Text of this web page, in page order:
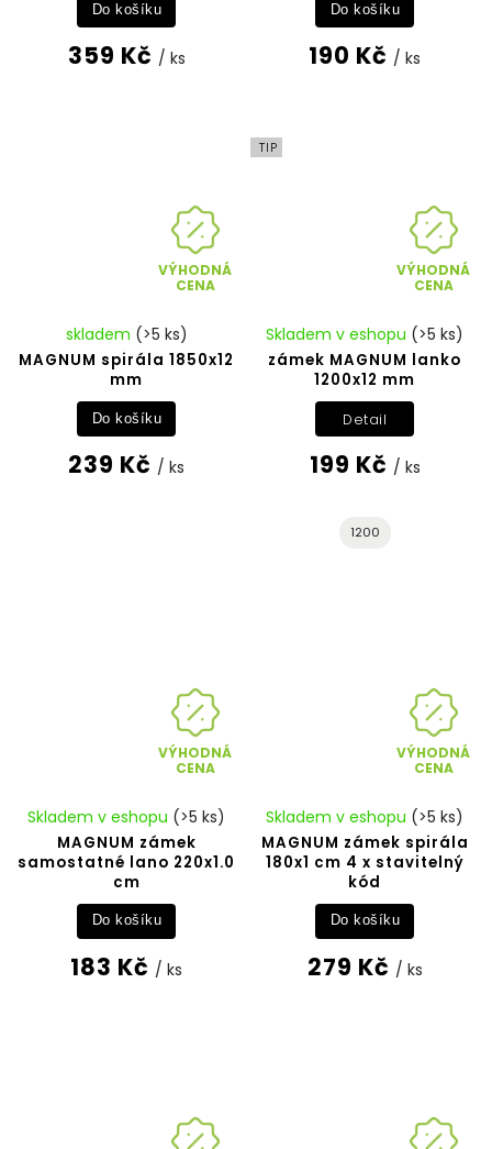
359 Kč / ks
Do košíku
190 Kč / ks
Do košíku
VÝHODNÁ
CENA
MAGNUM spirála 1850x12
mm
skladem (>5 ks)
239 Kč / ks
Do košíku
TIP
VÝHODNÁ
CENA
zámek MAGNUM lanko
1200x12 mm
Skladem v eshopu (>5 ks)
199 Kč / ks
Detail
1200
VÝHODNÁ
CENA
MAGNUM zámek
samostatné lano 220x1.0
cm
Skladem v eshopu (>5 ks)
183 Kč / ks
Do košíku
VÝHODNÁ
CENA
MAGNUM zámek spirála
180x1 cm 4 x stavitelný
kód
Skladem v eshopu (>5 ks)
279 Kč / ks
Do košíku